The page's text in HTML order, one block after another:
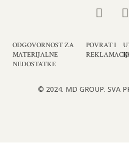
ODGOVORNOST ZA
MATERIJALNE
NEDOSTATKE
POVRAT I
© 2024. MD GROUP. SVA